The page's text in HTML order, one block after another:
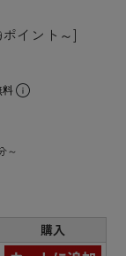
イント～]
料
～
購入